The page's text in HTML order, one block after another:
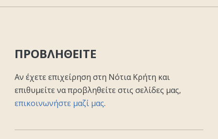
ΠΡΟΒΛΗΘΕΙΤΕ
Αν έχετε επιχείρηση στη Νότια Κρήτη και
επιθυμείτε να προβληθείτε στις σελίδες μας,
επικοινωνήστε μαζί μας.